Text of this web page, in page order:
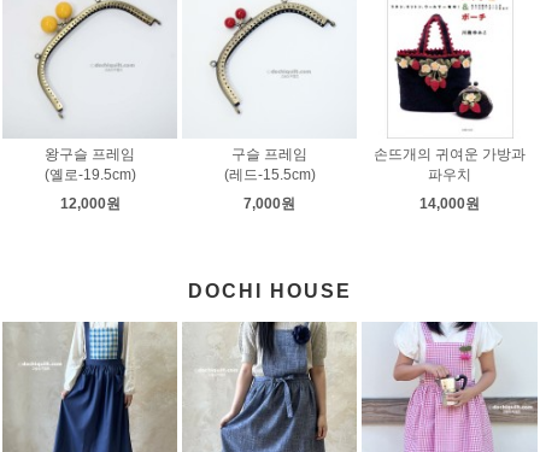
왕구슬 프레임
(옐로-19.5cm)
12,000원
구슬 프레임
(레드-15.5cm)
7,000원
손뜨개의 귀여운 가방과
파우치
14,000원
DOCHI HOUSE